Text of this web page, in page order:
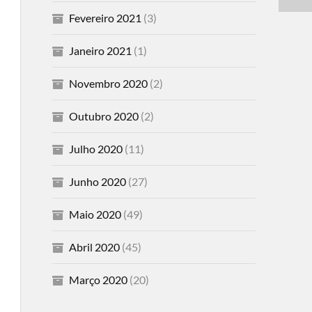
Fevereiro 2021 (3)
Janeiro 2021 (1)
Novembro 2020(2)
Outubro 2020(2)
Julho 2020(11)
Junho 2020(27)
Maio 2020(49)
Abril 2020(45)
Março 2020(20)